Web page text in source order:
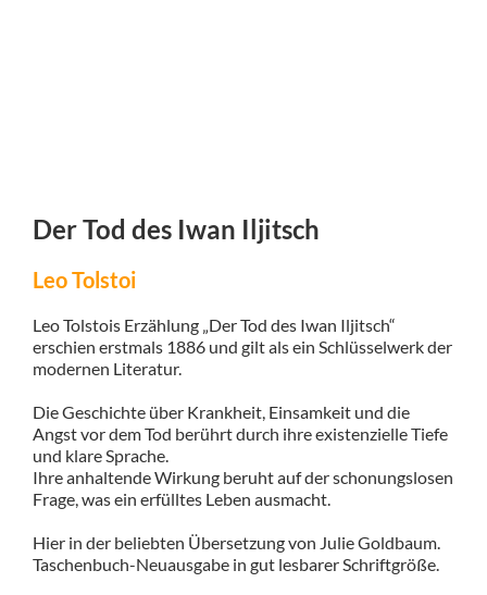
Der Tod des Iwan Iljitsch
Leo Tolstoi
Leo Tolstois Erzählung „Der Tod des Iwan Iljitsch“
erschien erstmals 1886 und gilt als ein Schlüsselwerk der
modernen Literatur.
Die Geschichte über Krankheit, Einsamkeit und die
Angst vor dem Tod berührt durch ihre existenzielle Tiefe
und klare Sprache.
Ihre anhaltende Wirkung beruht auf der schonungslosen
Frage, was ein erfülltes Leben ausmacht.
Hier in der beliebten Übersetzung von Julie Goldbaum.
Taschenbuch-Neuausgabe in gut lesbarer Schriftgröße.